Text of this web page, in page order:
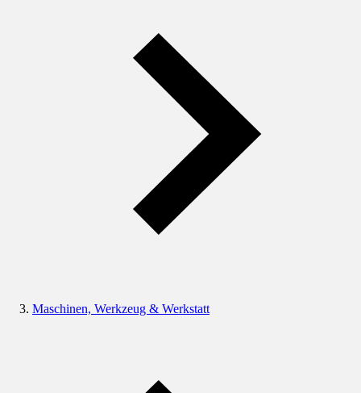
Maschinen, Werkzeug & Werkstatt